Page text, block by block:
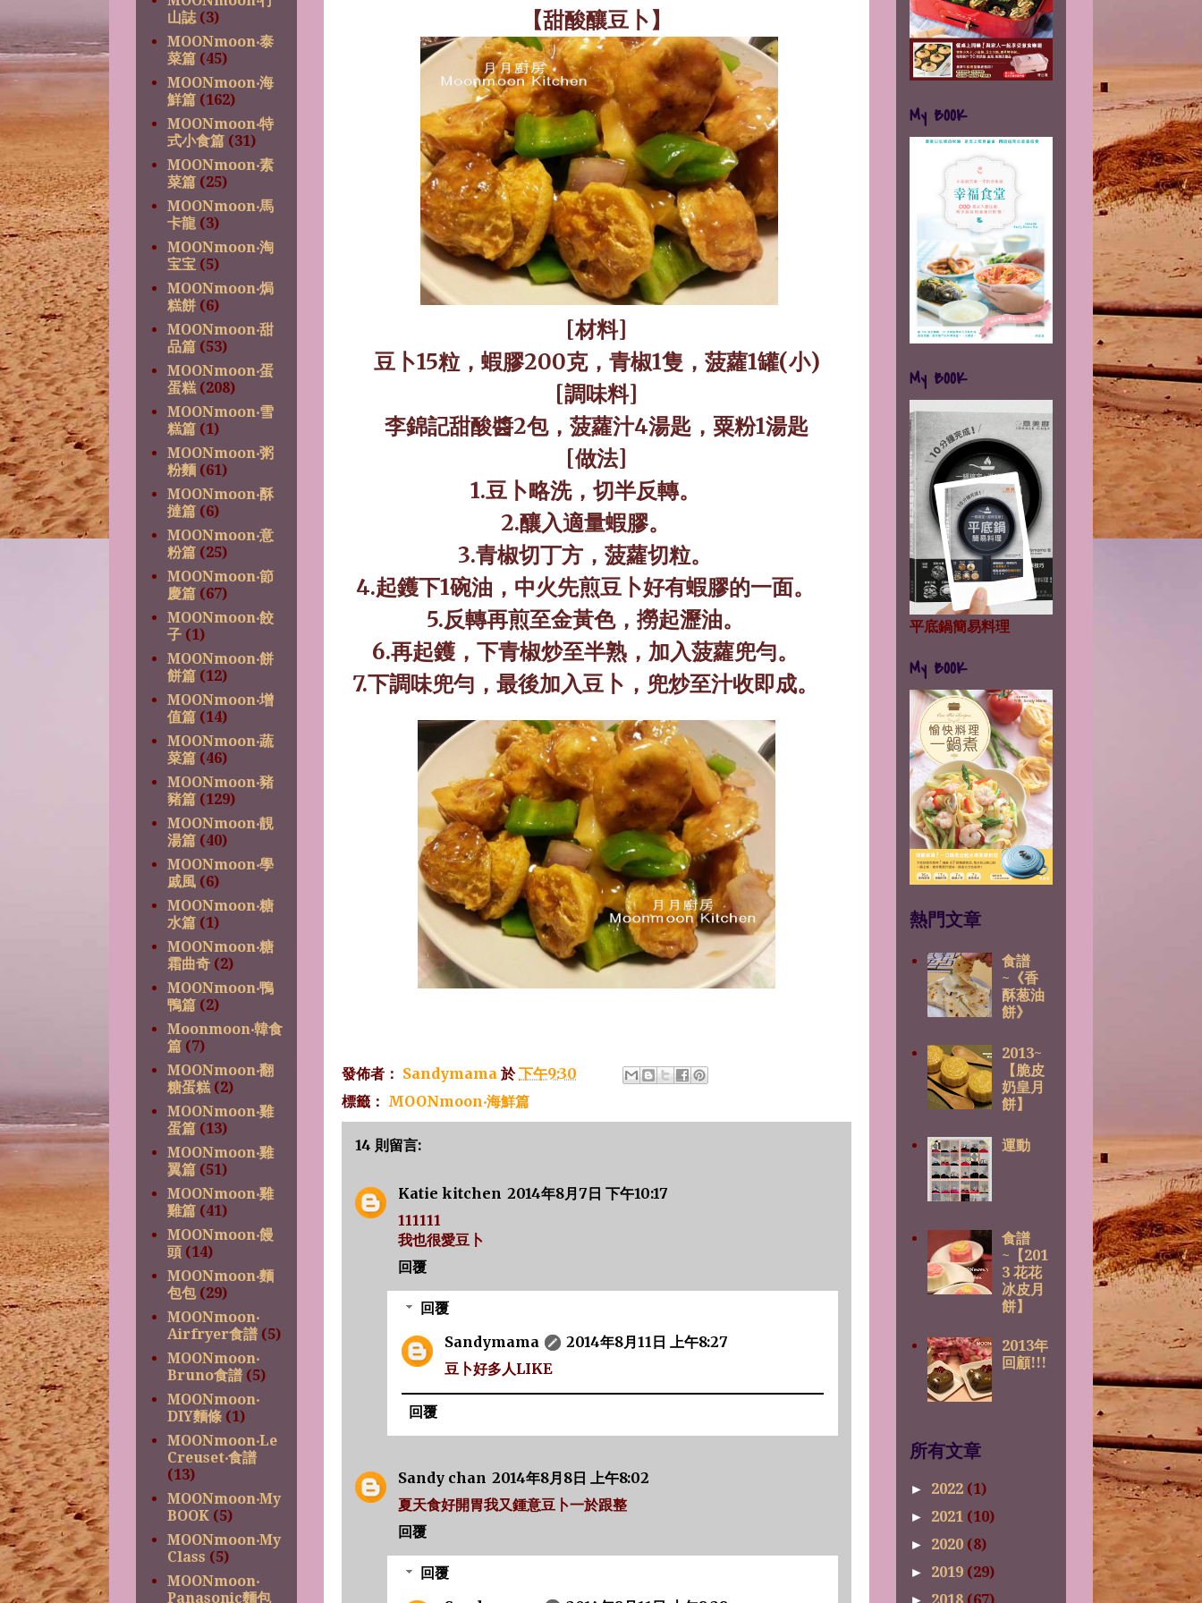
【甜酸釀豆卜】
[材料]
豆卜15粒，蝦膠200克，青椒1隻，菠蘿1罐(小)
[調味料]
李錦記甜酸醬2包，菠蘿汁4湯匙，粟粉1湯匙
[做法]
1.豆卜略洗，切半反轉。
2.釀入適量蝦膠。
3.青椒切丁方，菠蘿切粒。
4.起鑊下1碗油，中火先煎豆卜好有蝦膠的一面。
5.反轉再煎至金黃色，撈起瀝油。
6.再起鑊，下青椒炒至半熟，加入菠蘿兜勻。
7.下調味兜勻，最後加入豆卜，兜炒至汁收即成。
發佈者： Sandymama 於下午9:30
標籤： MOONmoon‧海鮮篇
14 則留言:
Katie kitchen 2014年8月7日 下午10:17
111111
我也很愛豆卜
回覆
回覆
Sandymama
2014年8月11日 上午8:27
豆卜好多人LIKE
回覆
Sandy chan 2014年8月8日 上午8:02
夏天食好開胃我又鍾意豆卜一於跟整
回覆
回覆
山誌 (3)
MOONmoon‧泰
菜篇 (45)
MOONmoon‧海
鮮篇 (162)
MOONmoon‧特
式小食篇 (31)
MOONmoon‧素
菜篇 (25)
MOONmoon‧馬
卡龍 (3)
MOONmoon‧淘
宝宝 (5)
MOONmoon‧焗
糕餅 (6)
MOONmoon‧甜
品篇 (53)
MOONmoon‧蛋
蛋糕 (208)
MOONmoon‧雪
糕篇 (1)
MOONmoon‧粥
粉麵 (61)
MOONmoon‧酥
撻篇 (6)
MOONmoon‧意
粉篇 (25)
MOONmoon‧節
慶篇 (67)
MOONmoon‧餃
子 (1)
MOONmoon‧餅
餅篇 (12)
MOONmoon‧增
值篇 (14)
MOONmoon‧蔬
菜篇 (46)
MOONmoon‧豬
豬篇 (129)
MOONmoon‧靚
湯篇 (40)
MOONmoon‧學
戚風 (6)
MOONmoon‧糖
水篇 (1)
MOONmoon‧糖
霜曲奇 (2)
MOONmoon‧鴨
鴨篇 (2)
Moonmoon‧韓食
篇 (7)
MOONmoon‧翻
糖蛋糕 (2)
MOONmoon‧雞
蛋篇 (13)
MOONmoon‧雞
翼篇 (51)
MOONmoon‧雞
雞篇 (41)
MOONmoon‧饅
頭 (14)
MOONmoon‧麵
包包 (29)
MOONmoon‧
Airfryer食譜 (5)
MOONmoon‧
Bruno食譜 (5)
MOONmoon‧
DIY麵條 (1)
MOONmoon‧Le
Creuset‧食譜
(13)
MOONmoon‧My
BOOK (5)
MOONmoon‧My
Class (5)
MOONmoon‧
Panasonic麵包
My BOOK
My BOOK
平底鍋簡易料理
My BOOK
熱門文章
食譜
~《香
酥葱油
餅》
2013~
【脆皮
奶皇月
餅】
運動
食譜
~【201
3 花花
冰皮月
餅】
2013年
回顧!!!
所有文章
► 2022 (1)
► 2021 (10)
► 2020 (8)
► 2019 (29)